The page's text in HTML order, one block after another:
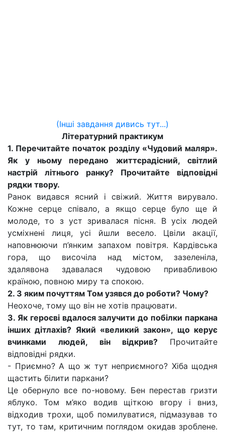
(Інші завдання дивись тут...)
Літературний практикум
1. Перечитайте початок розділу «Чудовий маляр».
Як у ньому передано життєрадісний, світлий
настрій літнього ранку? Прочитайте відповідні
рядки твору.
Ранок видався ясний і свіжий. Життя вирувало.
Кожне серце співало, а якщо серце було ще й
молоде, то з уст зривалася пісня. В усіх людей
усміхнені лиця, усі йшли весело. Цвіли акації,
наповнюючи п’янким запахом повітря. Кардівська
гора, що височіла над містом, зазеленіла,
здалявона здавалася чудовою привабливою
країною, повною миру та спокою.
2. З яким почуттям Том узявся до роботи? Чому?
Неохоче, тому що він не хотів працювати.
3. Як героєві вдалося залучити до побілки паркана
інших дітлахів? Який «великий закон», що керує
вчинками людей, він відкрив? Прочитайте
відповідні рядки.
- Приємно? А що ж тут неприємного? Хіба щодня
щастить білити паркани?
Це обернуло все по-новому. Бен перестав гризти
яблуко. Том м’яко водив щіткою вгору і вниз,
відходив трохи, щоб помилуватися, підмазував то
тут, то там, критичним поглядом окидав зроблене.